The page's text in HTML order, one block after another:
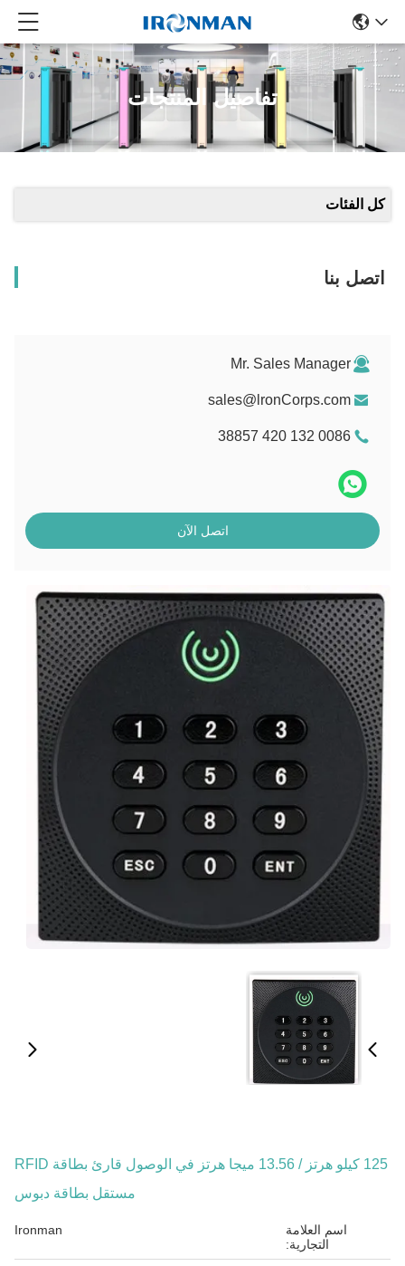
تفاصيل المنتجات
كل الفئات
اتصل بنا
Mr. Sales Manager
sales@lronCorps.com
0086 132 420 38857
اتصل الآن
125 كيلو هرتز / 13.56 ميجا هرتز في الوصول قارئ بطاقة RFID
مستقل بطاقة دبوس
اسم العلامة
التجارية:
Ironman